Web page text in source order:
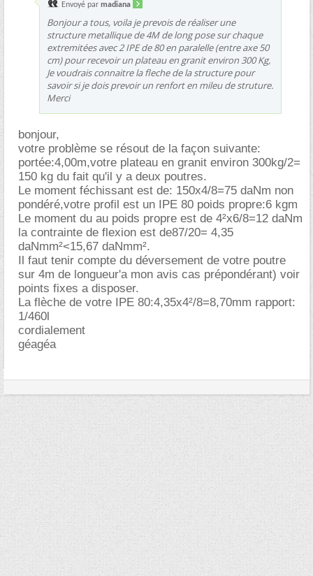
Envoyé par madiana
Bonjour a tous, voila je prevois de réaliser une
structure metallique de 4M de long pose sur chaque
extremitées avec 2 IPE de 80 en paralelle (entre axe 50
cm) pour recevoir un plateau en granit environ 300 Kg,
Je voudrais connaitre la fleche de la structure pour
savoir si je dois prevoir un renfort en mileu de struture.
Merci
bonjour,
votre problème se résout de la façon suivante:
portée:4,00m,votre plateau en granit environ 300kg/2=
150 kg du fait qu'il y a deux poutres.
Le moment féchissant est de: 150x4/8=75 daNm non
pondéré,votre profil est un IPE 80 poids propre:6 kgm
Le moment du au poids propre est de 4²x6/8=12 daNm
la contrainte de flexion est de87/20= 4,35
daNmm²<15,67 daNmm².
Il faut tenir compte du déversement de votre poutre
sur 4m de longueur'a mon avis cas prépondérant) voir
points fixes a disposer.
La flèche de votre IPE 80:4,35x4²/8=8,70mm rapport:
1/460l
cordialement
géagéa